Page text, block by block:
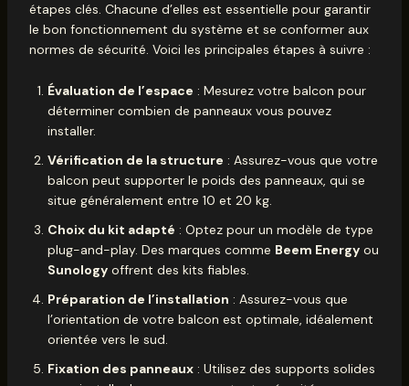
étapes clés. Chacune d’elles est essentielle pour garantir
le bon fonctionnement du système et se conformer aux
normes de sécurité. Voici les principales étapes à suivre :
Évaluation de l’espace : Mesurez votre balcon pour
déterminer combien de panneaux vous pouvez
installer.
Vérification de la structure : Assurez-vous que votre
balcon peut supporter le poids des panneaux, qui se
situe généralement entre 10 et 20 kg.
Choix du kit adapté : Optez pour un modèle de type
plug-and-play. Des marques comme Beem Energyou
Sunologyoffrent des kits fiables.
Préparation de l’installation : Assurez-vous que
l’orientation de votre balcon est optimale, idéalement
orientée vers le sud.
Fixation des panneaux: Utilisez des supports solides